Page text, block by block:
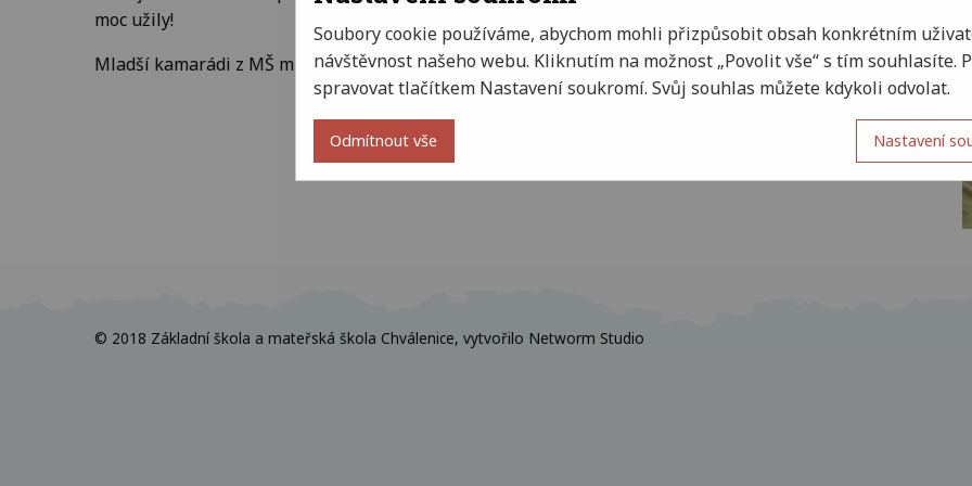
moc užily!
Mladší kamarádi z MŠ měli problém poznat, o koho se pod maskou jedná.
© 2018 Základní škola a mateřská škola Chválenice, vytvořilo Networm Studio
Soubory cookie používáme, abychom mohli přizpůsobit obsah konkrétním
návštěvnost našeho webu. Kliknutím na možnost „Povolit vše“ s tím souhlasíte.
spravovat tlačítkem Nastavení soukromí. Svůj souhlas můžete kdykoli odvolat.
Odmítnout vše Nastavení